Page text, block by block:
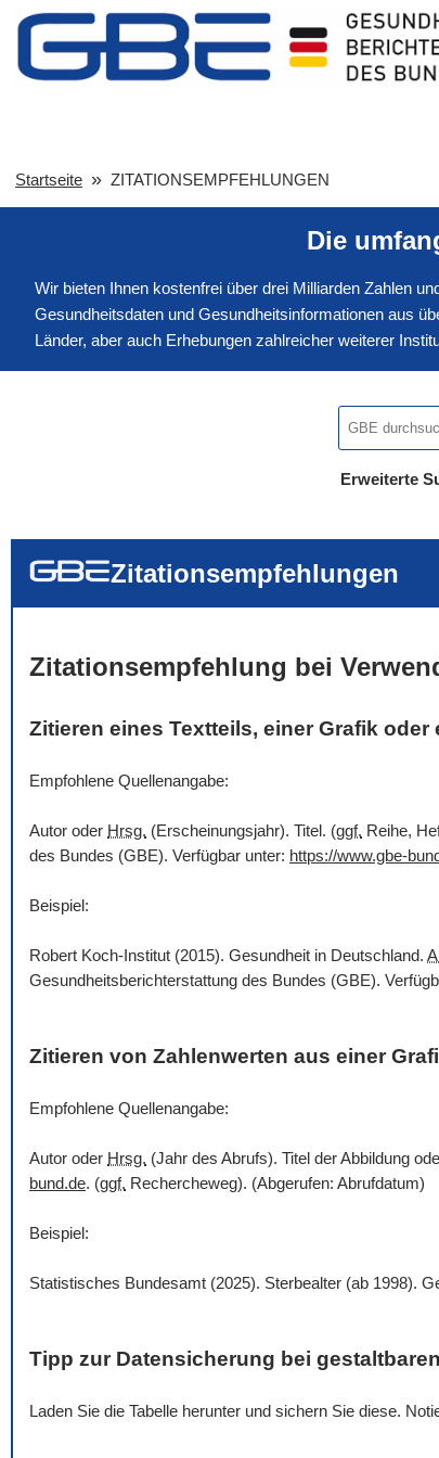
Startseite ZITATIONSEMPFEHLUNGEN
Die
Wir bieten Ihnen kostenfrei über drei Milliarden Zahlen
Gesundheitsdaten und Gesundheitsinformationen aus
Länder, aber auch Erhebungen zahlreicher weiterer
Erweiterte
Zitationsempfehlungen
Zitationsempfehlung bei
Zitieren eines Textteils, einer Grafik
Empfohlene Quellenangabe:
Autor oder Hrsg. (Erscheinungsjahr). Titel. (ggf. Reihe,
des Bundes (GBE). Verfügbar unter: https://www.gbe-
Beispiel:
Robert Koch-Institut (2015). Gesundheit in Deutschland.
Gesundheitsberichterstattung des Bundes (GBE).
Zitieren von Zahlenwerten aus einer
Empfohlene Quellenangabe:
Autor oder Hrsg. (Jahr des Abrufs). Titel der Abbildung
bund.de. (ggf. Rechercheweg). (Abgerufen: Abrufdatum)
Beispiel:
Statistisches Bundesamt (2025). Sterbealter (ab 1998).
Tipp zur Datensicherung bei
Laden Sie die Tabelle herunter und sichern Sie diese.